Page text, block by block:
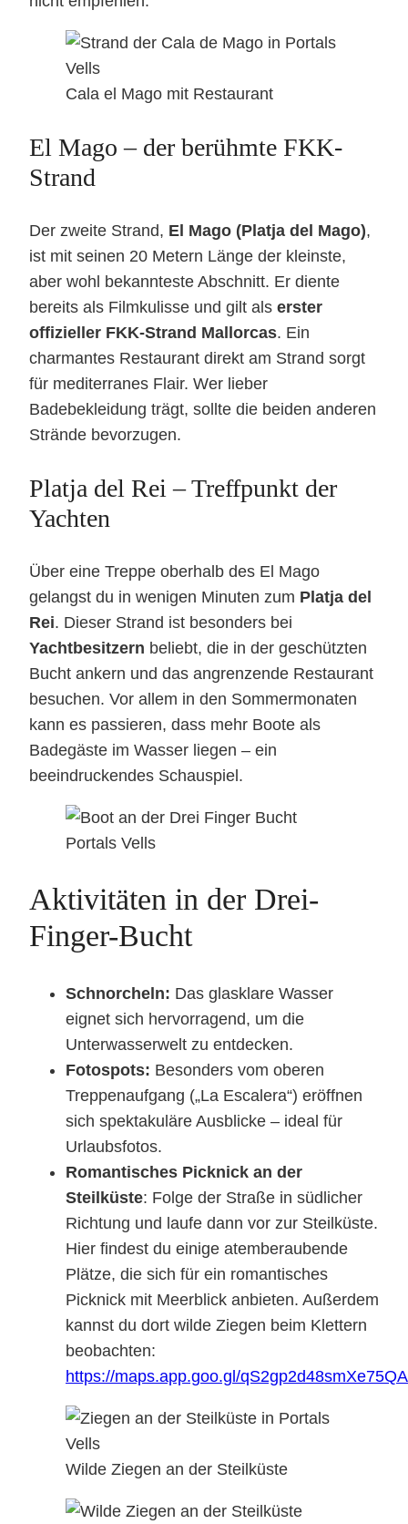
Cala el Mago mit Restaurant
El Mago – der berühmte FKK-
Strand
Der zweite Strand, El Mago (Platja del Mago),
ist mit seinen 20 Metern Länge der kleinste,
aber wohl bekannteste Abschnitt. Er diente
bereits als Filmkulisse und gilt als erster
offizieller FKK-Strand Mallorcas. Ein
charmantes Restaurant direkt am Strand sorgt
für mediterranes Flair. Wer lieber
Badebekleidung trägt, sollte die beiden anderen
Strände bevorzugen.
Platja del Rei – Treffpunkt der
Yachten
Über eine Treppe oberhalb des El Mago
gelangst du in wenigen Minuten zum Platja del
Rei. Dieser Strand ist besonders bei
Yachtbesitzern beliebt, die in der geschützten
Bucht ankern und das angrenzende Restaurant
besuchen. Vor allem in den Sommermonaten
kann es passieren, dass mehr Boote als
Badegäste im Wasser liegen – ein
beeindruckendes Schauspiel.
Aktivitäten in der Drei-
Finger-Bucht
Schnorcheln: Das glasklare Wasser
eignet sich hervorragend, um die
Unterwasserwelt zu entdecken.
Fotospots: Besonders vom oberen
Treppenaufgang („La Escalera“) eröffnen
sich spektakuläre Ausblicke – ideal für
Urlaubsfotos.
Romantisches Picknick an der
Steilküste: Folge der Straße in südlicher
Richtung und laufe dann vor zur Steilküste.
Hier findest du einige atemberaubende
Plätze, die sich für ein romantisches
Picknick mit Meerblick anbieten. Außerdem
kannst du dort wilde Ziegen beim Klettern
beobachten:
https://maps.app.goo.gl/qS2gp2d48smXe75QA
Wilde Ziegen an der Steilküste